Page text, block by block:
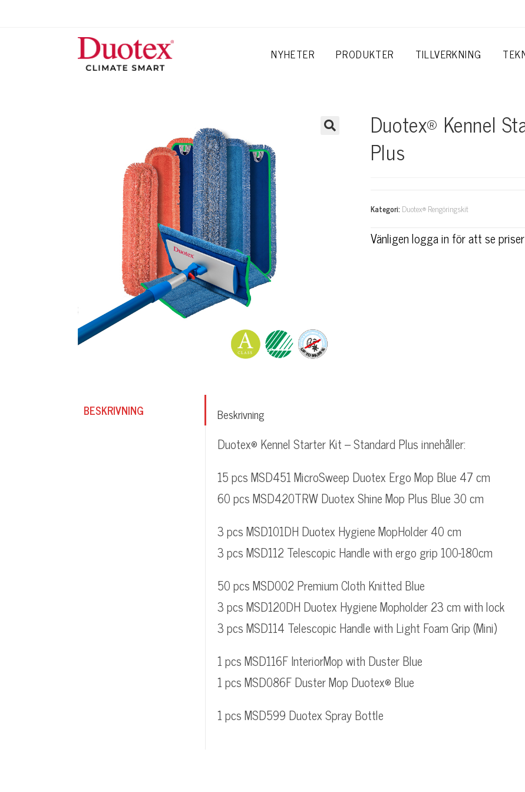
NYHETER PRODUKTER TILLVERKNING
Duotex® Kennel
Plus
Kategori: Duotex® Rengöringskit
Vänligen logga in för att se
BESKRIVNING Beskrivning
Duotex® Kennel Starter Kit – Standard Plus innehåller:
15 pcs MSD451 MicroSweep Duotex Ergo Mop Blue 47 cm
60 pcs MSD420TRW Duotex Shine Mop Plus Blue 30 cm
3 pcs MSD101DH Duotex Hygiene MopHolder 40 cm
3 pcs MSD112 Telescopic Handle with ergo grip 100-180cm
50 pcs MSD002 Premium Cloth Knitted Blue
3 pcs MSD120DH Duotex Hygiene Mopholder 23 cm with lock
3 pcs MSD114 Telescopic Handle with Light Foam Grip (Mini)
1 pcs MSD116F InteriorMop with Duster Blue
1 pcs MSD086F Duster Mop Duotex® Blue
1 pcs MSD599 Duotex Spray Bottle